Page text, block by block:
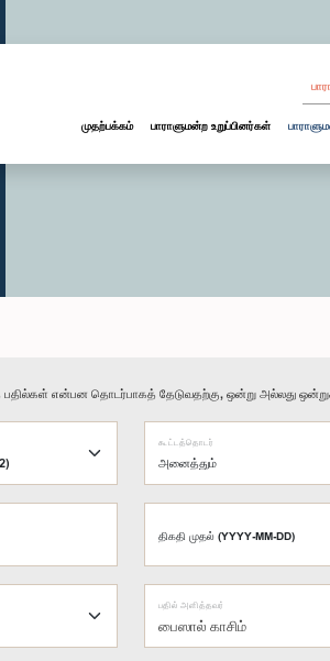
முதற்பக்கம் பாராளுமன்ற உறுப்பினர்கள்
என்பன தொடர்பாகத் தேடுவதற்கு, ஒன்று அல்லது
கூட்டத்தொடர்
திகதி முதல் (YYYY-MM-DD)
பைஸால் காசிம்
பதில் அளித்தவர்